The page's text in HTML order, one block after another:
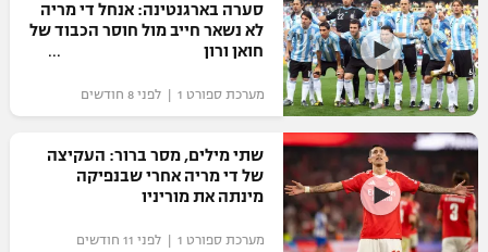
סערה בארגנטינה: אנחל די מריה
לא נשאר חייב מול חוסר הכבוד של
חואן ורון
מערכת ספורט 1 | לפני 8 חודשים
שתי מילים, מסר ברור: העקיצה
של די מריה אחרי שבנפיקה
מינתה את מוריניו
מערכת ספורט 1 | לפני 11 חודשים